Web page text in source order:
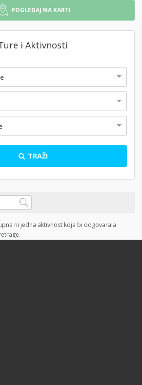
POGLEDAJ NA KARTI
i Aktivnosti
TRAŽI
ni jedna aktivnost koja bi odgovarala